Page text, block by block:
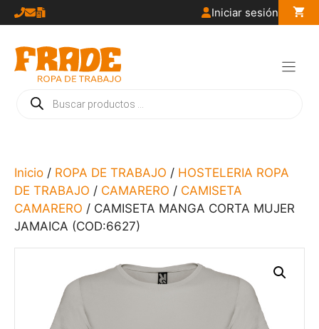
Saltar
al
contenido
Iniciar sesión
Búsqueda
de
Inicio / ROPA DE TRABAJO / HOSTELERIA ROPA
DE TRABAJO / CAMARERO / CAMISETA
CAMARERO / CAMISETA MANGA CORTA MUJER
JAMAICA (COD:6627)